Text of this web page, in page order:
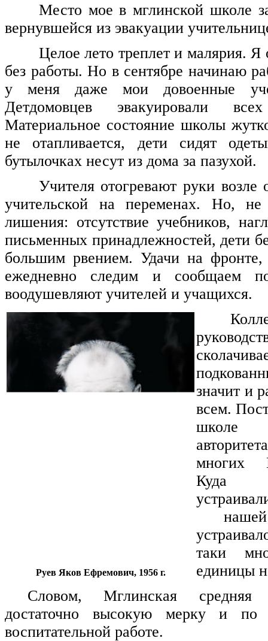
Место мое в мглинской школе
вернувшейся из эвакуации
Целое лето треплет и малярия. Я
без работы. Но в сентябре начинаю
у меня даже мои довоенные
Детдомовцев эвакуировали
Материальное состояние школы
не отапливается, дети сидят
бутылочках несут из дома за пазухой.
Учителя отогревают руки возле
учительской на переменах. Но,
лишения: отсутствие учебников,
письменных принадлежностей, дети
большим рвением. Удачи на фронте,
ежедневно следим и сообщаем
воодушевляют учителей и учащихся.
Руев Яков Ефремович, 1956 г.
значит и
всем.
школе
многих
Куда
таки
единицы
Словом, Мглинская
достаточно высокую мерку и
воспитательной работе.